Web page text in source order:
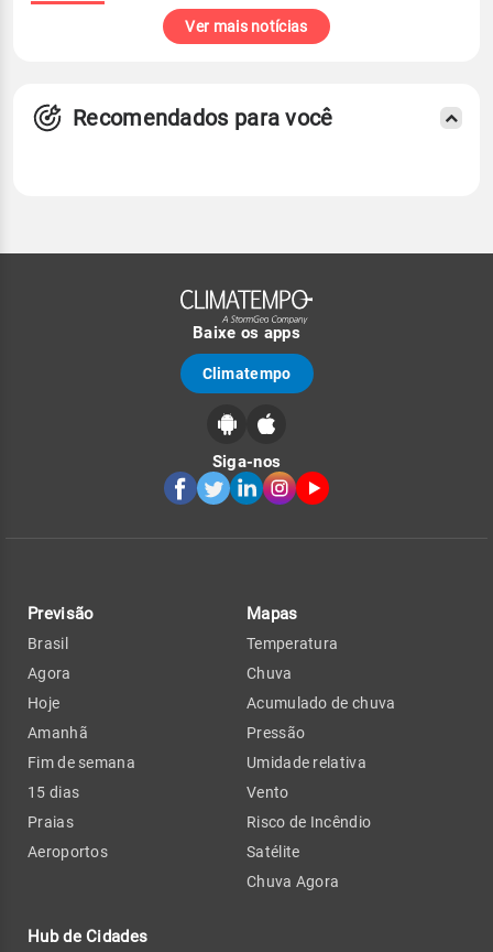
Ver mais notícias
Recomendados para você
Baixe os apps
Climatempo
Siga-nos
Previsão
Brasil
Agora
Hoje
Amanhã
Fim de semana
15 dias
Praias
Aeroportos
Hub de Cidades
Mapas
Temperatura
Chuva
Acumulado de chuva
Pressão
Umidade relativa
Vento
Risco de Incêndio
Satélite
Chuva Agora